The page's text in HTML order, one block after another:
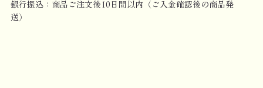
銀行振込：商品ご注文後10日間以内（ご入金確認後の商品発
送）